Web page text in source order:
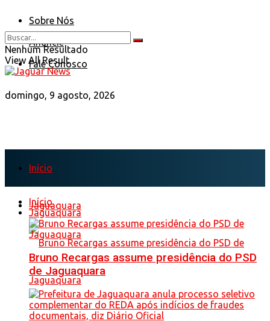
Sobre Nós
Anuncie
Fale Conosco
domingo, 9 agosto, 2026
Nenhum Resultado
View All Result
Início
Jaguaquara
Início
Jaguaquara
Bruno Recargas assume presidência do PSD
de Jaguaquara